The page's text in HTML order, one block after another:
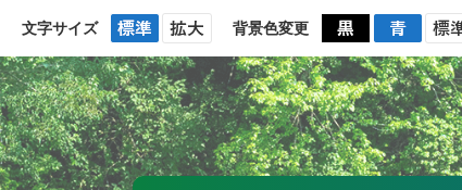
文字サイズ 背景色変更